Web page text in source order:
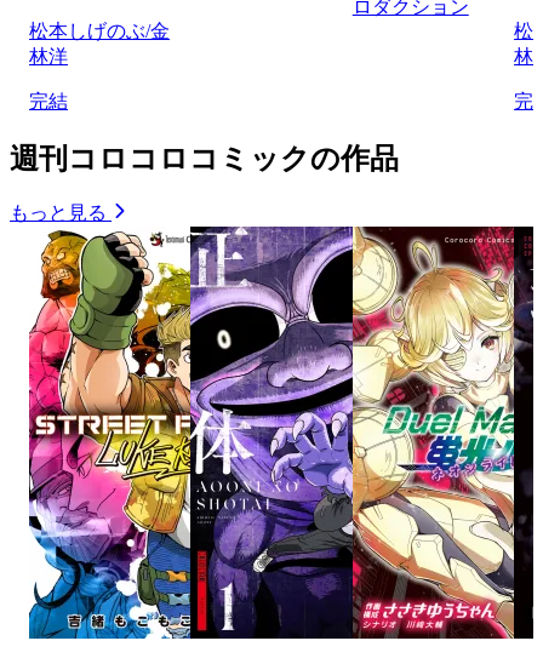
松本しげのぶ/金
林洋
完結
ロダクション
松
林
完
週刊コロコロコミックの作品
もっと見る